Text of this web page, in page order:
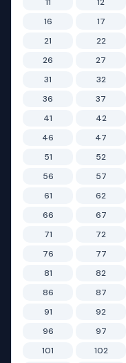
16
17
21
22
26
27
31
32
36
37
41
42
46
47
51
52
56
57
61
62
66
67
71
72
76
77
81
82
86
87
91
92
96
97
101
102